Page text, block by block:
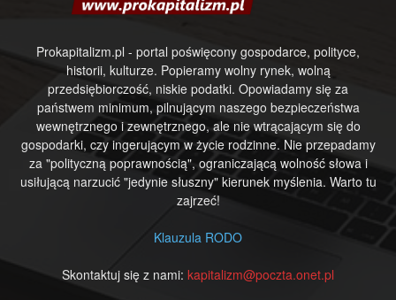
Prokapitalizm.pl - portal poświęcony gospodarce, polityce,
historii, kulturze. Popieramy wolny rynek, wolną
przedsiębiorczość, niskie podatki. Opowiadamy się za
państwem minimum, pilnującym naszego bezpieczeństwa
wewnętrznego i zewnętrznego, ale nie wtrącającym się do
gospodarki, czy ingerującym w życie rodzinne. Nie przepadamy
za "polityczną poprawnością", ograniczającą wolność słowa i
usiłującą narzucić "jedynie słuszny" kierunek myślenia. Warto tu
zajrzeć!
Klauzula RODO
Skontaktuj się z nami: kapitalizm@poczta.onet.pl